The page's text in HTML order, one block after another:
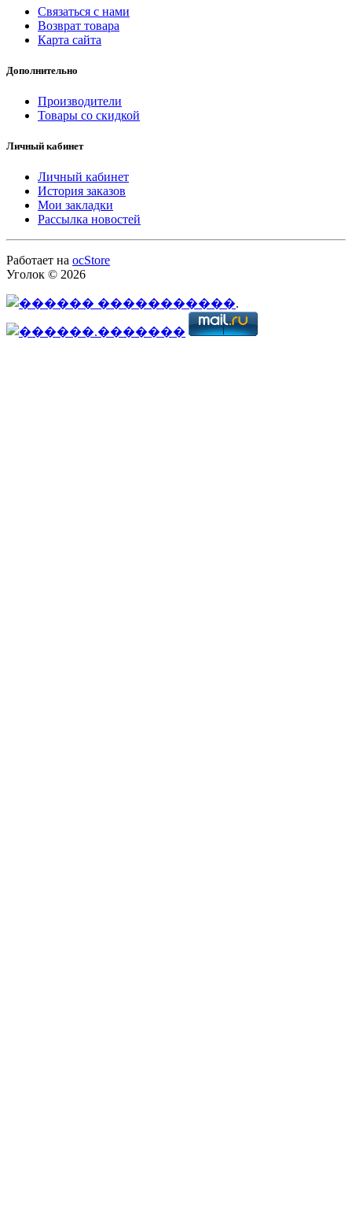
Связаться с нами
Возврат товара
Карта сайта
Дополнительно
Производители
Товары со скидкой
Личный кабинет
Личный кабинет
История заказов
Мои закладки
Рассылка новостей
Работает на ocStore
Уголок © 2026
.